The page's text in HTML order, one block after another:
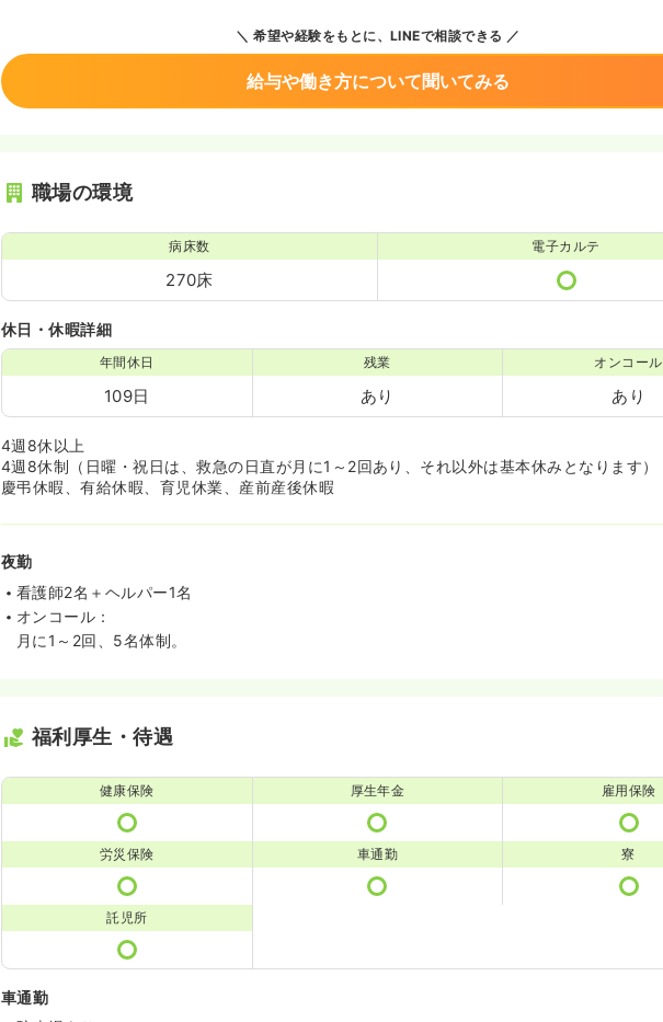
希望や経験をもとに、LINEで相談できる
給与や働き方について聞いてみる
職場の環境
病床数
270床
電子カルテ
休日・休暇詳細
年間休日
109日
残業
あり
オンコール
あり
4週8休以上
4週8休制（日曜・祝日は、救急の日直が月に1～2回あり、それ以外は基本休みとなります）
慶弔休暇、有給休暇、育児休業、産前産後休暇
夜勤
看護師2名＋ヘルパー1名
オンコール：
月に1～2回、5名体制。
福利厚生・待遇
健康保険 厚生年金 雇用保険
労災保険 車通勤 寮
託児所
車通勤